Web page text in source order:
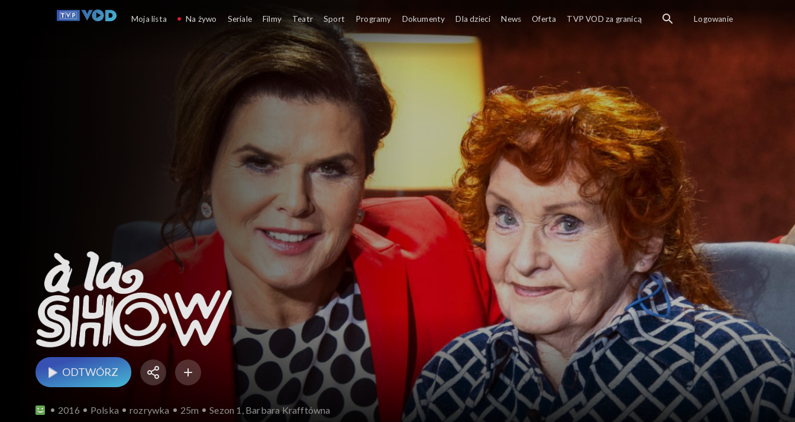
A la show
ODTWÓRZ
2016 Polska rozrywka 25m Sezon 1, Barbara Krafftówna
Moja lista Na żywo Seriale Filmy Teatr Sport Programy Dokumenty Dla dzieci News Oferta TVP VOD za granicą Logowanie